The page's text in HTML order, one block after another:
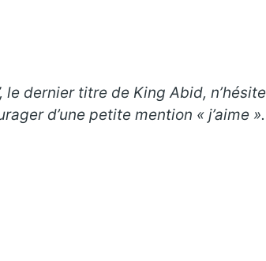
le dernier titre de King Abid,
d’une petite mention « j’aime ».